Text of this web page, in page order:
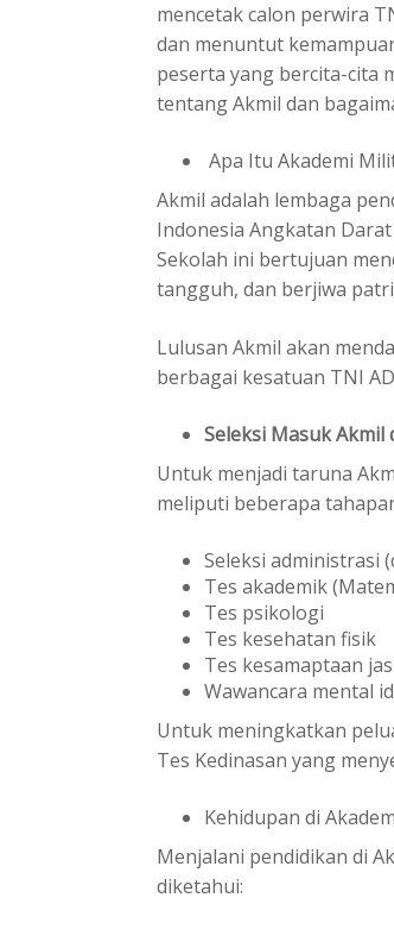
mencetak calon perwira
dan menuntut
peserta yang bercita-cita
tentang Akmil dan
Apa Itu Akademi
Akmil adalah lembaga
Indonesia Angkatan
Sekolah ini bertujuan
tangguh, dan berjiwa
Lulusan Akmil akan
berbagai kesatuan TNI
Seleksi Masuk Akmil
Untuk menjadi taruna
meliputi beberapa
Seleksi administrasi
Tes akademik
Tes psikologi
Tes kesehatan fisik
Tes kesamaptaan
Wawancara mental
Untuk meningkatkan
Tes Kedinasan yang
Kehidupan di
Menjalani pendidikan di
diketahui: